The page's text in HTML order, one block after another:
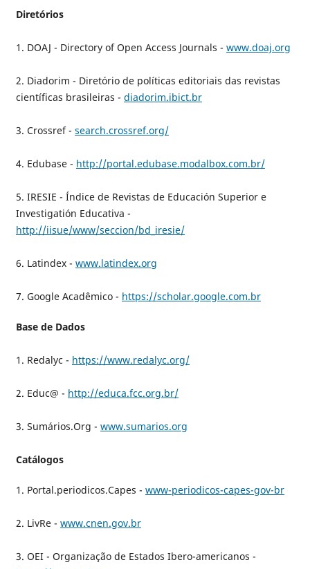
Diretórios
1. DOAJ - Directory of Open Access Journals - www.doaj.org
2. Diadorim - Diretório de políticas editoriais das revistas
científicas brasileiras - diadorim.ibict.br
3. Crossref - search.crossref.org/
4. Edubase - http://portal.edubase.modalbox.com.br/
5. IRESIE - Índice de Revistas de Educación Superior e
Investigatión Educativa -
http://iisue/www/seccion/bd_iresie/
6. Latindex - www.latindex.org
7. Google Acadêmico - https://scholar.google.com.br
Base de Dados
1. Redalyc - https://www.redalyc.org/
2. Educ@ - http://educa.fcc.org.br/
3. Sumários.Org - www.sumarios.org
Catálogos
1. Portal.periodicos.Capes - www-periodicos-capes-gov-br
2. LivRe - www.cnen.gov.br
3. OEI - Organização de Estados Ibero-americanos -